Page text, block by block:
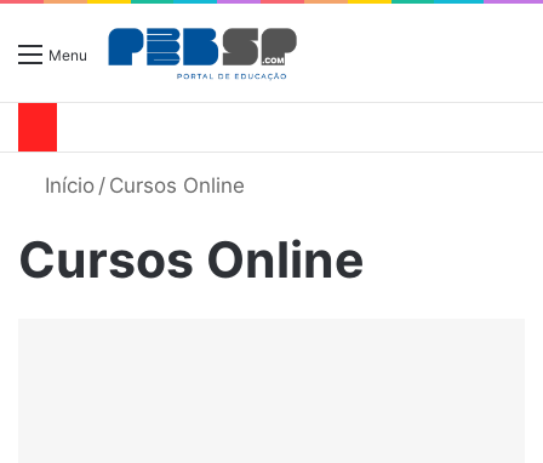
Menu
Início / Cursos Online
Cursos Online